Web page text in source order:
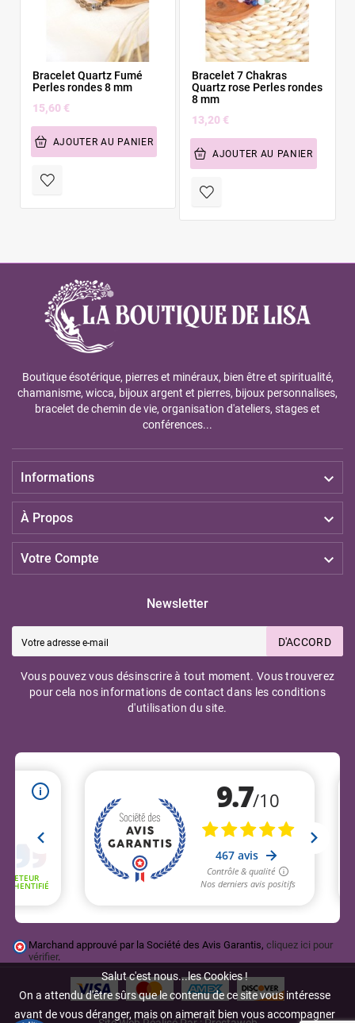
Salut c'est nous...les Cookies !
On a attendu d'être sûrs que le contenu de ce site vous intéresse
avant de vous déranger, mais on aimerait bien vous accompagner
Bracelet Quartz Fumé
Perles rondes 8 mm
15,60 €
AJOUTER AU PANIER
Bracelet 7 Chakras
Quartz rose Perles rondes
8 mm
13,20 €
AJOUTER AU PANIER
Boutique ésotérique, pierres et minéraux, bien être et spiritualité,
chamanisme, wicca, bijoux argent et pierres, bijoux personnalises,
bracelet de chemin de vie, organisation d'ateliers, stages et
conférences...
Informations 
À Propos 
Votre Compte 
Newsletter
D'ACCORD
Vous pouvez vous désinscrire à tout moment. Vous trouverez
pour cela nos informations de contact dans les conditions
d'utilisation du site.
Marchand approuvé par la Société des Avis Garantis, cliquez ici pour
vérifier.